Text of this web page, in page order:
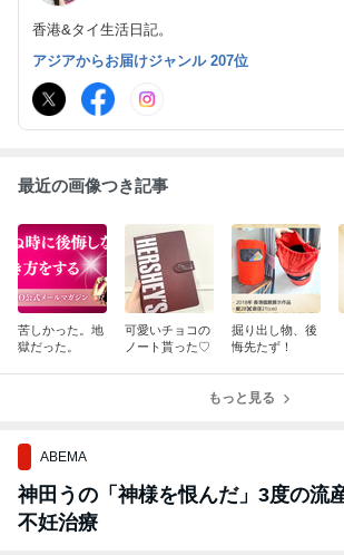
香港&タイ生活日記。
アジアからお届けジャンル 207位
最近の画像つき記事
苦しかった。地
獄だった。
可愛いチョコの
ノート貰った♡
掘り出し物、後
悔先たず！
もっと見る
ABEMA
神田うの「神様を恨んだ」3度の流
不妊治療